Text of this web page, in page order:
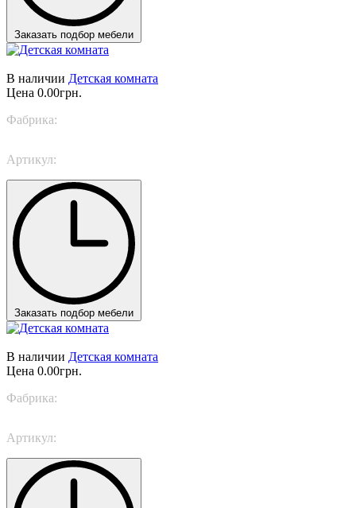
Заказать подбор мебели
В наличии Детская комната
Цена 0.00грн.
Фабрика:
Артикул:
Заказать подбор мебели
В наличии Детская комната
Цена 0.00грн.
Фабрика:
Артикул: